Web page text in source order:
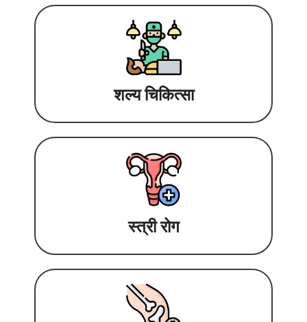
शल्य चिकित्सा
स्त्री रोग